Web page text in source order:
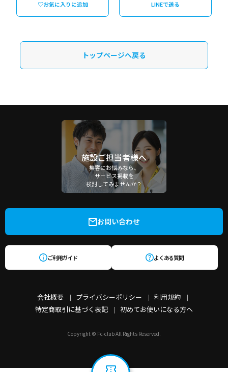
♡お気に入りに追加 LINEで送る
トップページへ戻る
施設ご担当者様へ
集客にお悩みなら、
サービス掲載を
検討してみませんか？
会社概要 プライバシーポリシー
利用規約
特定商取引に基づく表記
初めてお使いになる方へ
お問い合わせ
ご利用ガイド よくある質問
Copyright © Fc-club All Rights Reserved.